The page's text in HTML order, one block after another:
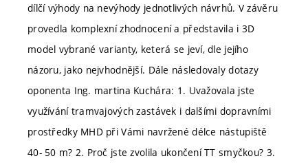
dílčí výhody na nevýhody jednotlivých návrhů. V závěru
provedla komplexní zhodnocení a představila i 3D
model vybrané varianty, keterá se jeví, dle jejího
názoru, jako nejvhodnější. Dále následovaly dotazy
oponenta Ing. martina Kuchára: 1. Uvažovala jste
využívání tramvajových zastávek i dalšími dopravními
prostředky MHD při Vámi navržené délce nástupiště
40- 50 m? 2. Proč jste zvolila ukončení TT smyčkou? 3.